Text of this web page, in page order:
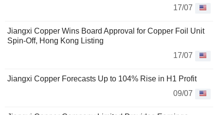
17/07
Jiangxi Copper Wins Board Approval for Copper Foil Unit
Spin-Off, Hong Kong Listing
17/07
Jiangxi Copper Forecasts Up to 104% Rise in H1 Profit
09/07